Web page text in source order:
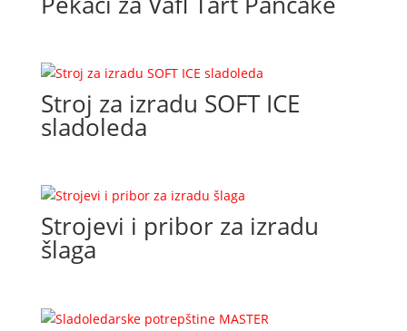
Stroj za izradu SOFT ICE
sladoleda
Strojevi i pribor za izradu
šlaga